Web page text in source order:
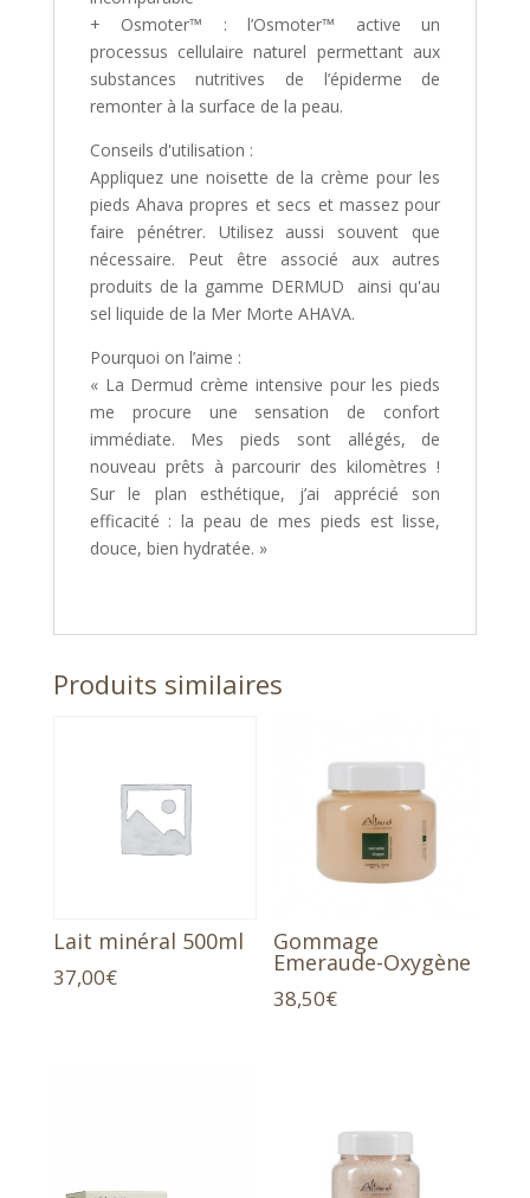
+ Osmoter™ : l’Osmoter™ active un
processus cellulaire naturel permettant aux
substances nutritives de l’épiderme de
remonter à la surface de la peau.
Conseils d'utilisation :
Appliquez une noisette de la crème pour les
pieds Ahava propres et secs et massez pour
faire pénétrer. Utilisez aussi souvent que
nécessaire. Peut être associé aux autres
produits de la gamme DERMUD ainsi qu'au
sel liquide de la Mer Morte AHAVA.
Pourquoi on l’aime :
« La Dermud crème intensive pour les pieds
me procure une sensation de confort
immédiate. Mes pieds sont allégés, de
nouveau prêts à parcourir des kilomètres !
Sur le plan esthétique, j’ai apprécié son
efficacité : la peau de mes pieds est lisse,
douce, bien hydratée. »
Produits similaires
Lait minéral 500ml
37,00€
Gommage
Emeraude-Oxygène
38,50€